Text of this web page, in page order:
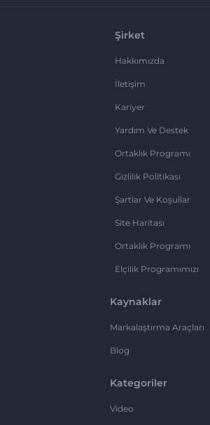
Şirket
Hakkımızda
İletişim
Kariyer
Yardım Ve Destek
Ortaklık Programı
Gizlilik Politikası
Şartlar Ve Koşullar
Site Haritası
Ortaklık Programı
Elçilik Programımızı
Kaynaklar
Markalaştırma Araçları
Blog
Kategoriler
Video